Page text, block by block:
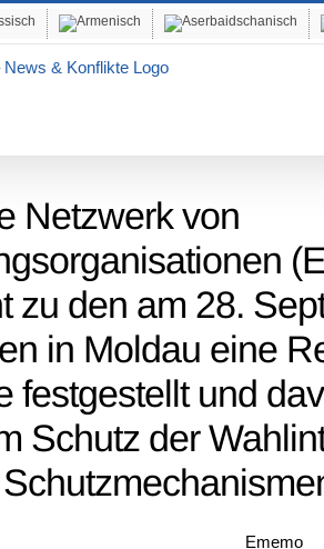
Netzwerk von
zu den am 28.
in Moldau eine
festgestellt und
Schutz der